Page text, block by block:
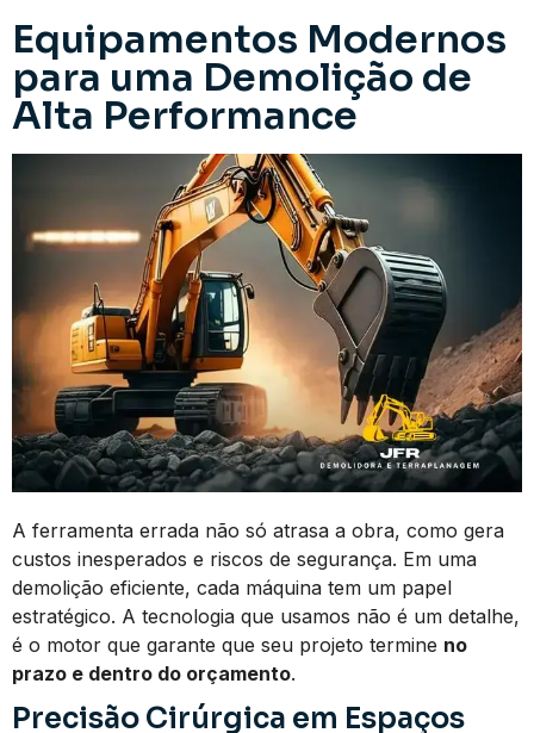
Equipamentos Modernos
para uma Demolição de
Alta Performance
A ferramenta errada não só atrasa a obra, como gera
custos inesperados e riscos de segurança. Em uma
demolição eficiente, cada máquina tem um papel
estratégico. A tecnologia que usamos não é um detalhe,
é o motor que garante que seu projeto termine no
prazo e dentro do orçamento.
Precisão Cirúrgica em Espaços